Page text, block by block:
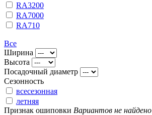
RA3200
RA7000
RA710
Все
Ширина
Высота
Посадочный диаметр
Сезонность
всесезонная
летняя
Признак ошиповки Вариантов не найдено